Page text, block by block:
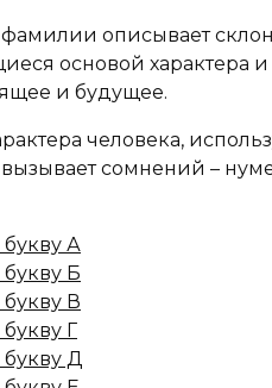
описывает
основой характера и
и будущее.
человека,
сомнений –
А
Б
В
Г
Д